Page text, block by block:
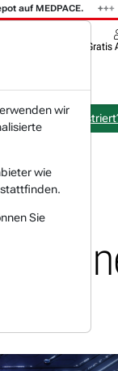
Gratis
TraderFox
für
wir
wie
Sie